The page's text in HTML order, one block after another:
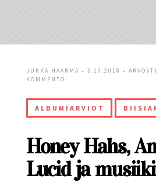
JUKKA HAARMA • 3.10.2018 •
KOMMENTOI
ALBUMIARVIOT
Honey Hahs,
Lucid ja